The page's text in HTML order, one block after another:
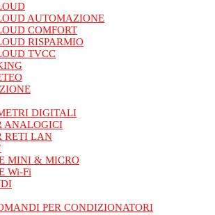
AUTOMAZIONE
COMFORT
RISPARMIO
TVCC
DIGITALI
ANALOGICI
RETI LAN
MINI & MICRO
Wi-Fi
PER CONDIZIONATORI